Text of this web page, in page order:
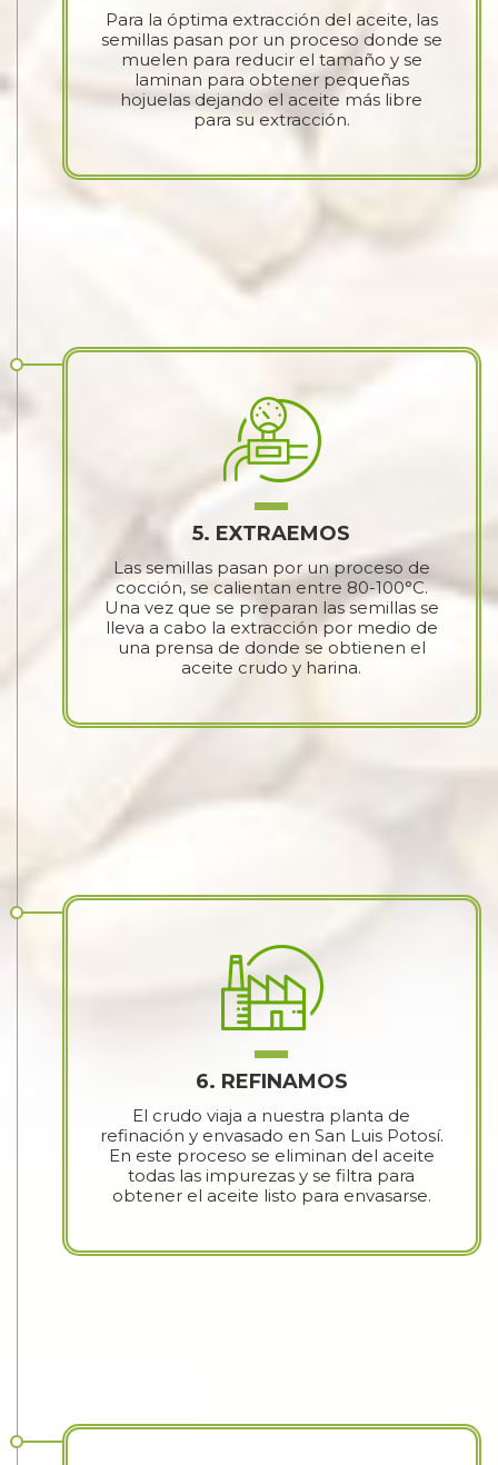
Para la óptima extracción del aceite, las
semillas pasan por un proceso donde se
muelen para reducir el tamaño y se
laminan para obtener pequeñas
hojuelas dejando el aceite más libre
para su extracción.
5. EXTRAEMOS
Las semillas pasan por un proceso de
cocción, se calientan entre 80-100°C.
Una vez que se preparan las semillas se
lleva a cabo la extracción por medio de
una prensa de donde se obtienen el
aceite crudo y harina.
6. REFINAMOS
El crudo viaja a nuestra planta de
refinación y envasado en San Luis Potosí.
En este proceso se eliminan del aceite
todas las impurezas y se filtra para
obtener el aceite listo para envasarse.